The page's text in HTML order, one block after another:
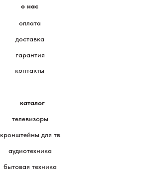
о нас
оплата
доставка
гарантия
каталог
телевизоры
кронштейны для тв
аудиотехника
бытовая техника
контакты